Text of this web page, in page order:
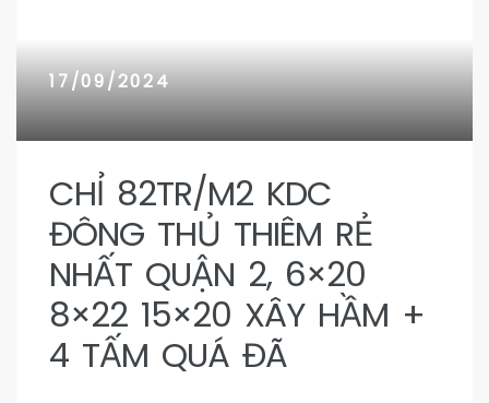
17/09/2024
CHỈ 82TR/M2 KDC
ĐÔNG THỦ THIÊM RẺ
NHẤT QUẬN 2, 6×20
8×22 15×20 XÂY HẦM +
4 TẤM QUÁ ĐÃ